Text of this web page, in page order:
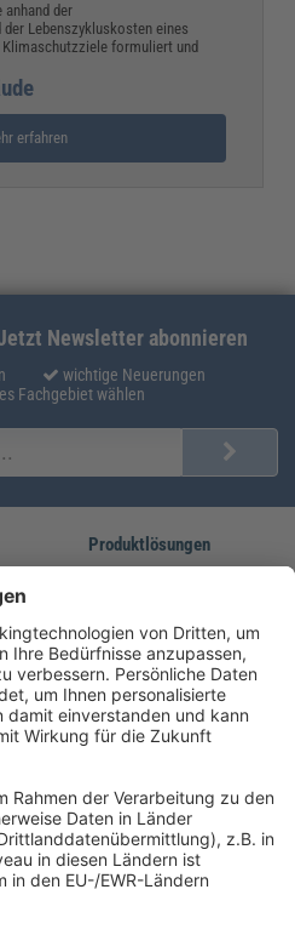
anhand der
Lebenszykluskosten eines
formuliert und
erfahren
Newsletter abonnieren
wichtige Neuerungen
Fachgebiet wählen
Produktlösungen
Unsere Marken